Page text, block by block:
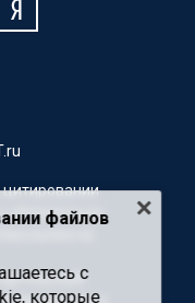
обязательна.
на
рекламы.
файлов
с
которые